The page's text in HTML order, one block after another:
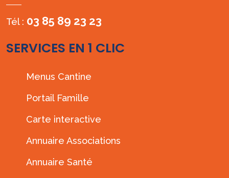
Tél : 03 85 89 23 23
SERVICES EN 1 CLIC
Menus Cantine
Portail Famille
Carte interactive
Annuaire Associations
Annuaire Santé